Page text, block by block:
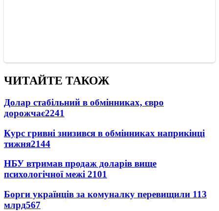
ЧИТАЙТЕ ТАКОЖ
Долар стабільний в обмінниках, євро
дорожчає2241
Курс гривні знизився в обмінниках наприкінці
тижня2144
НБУ втримав продаж доларів вище
психологічної межі 2101
Борги українців за комуналку перевищили 113
млрд567